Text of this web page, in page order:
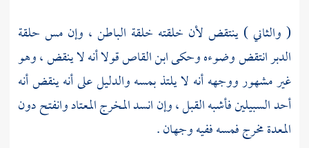
( والثاني ) ينتقض لأن خلقته خلقة الباطن ، وإن مس حلقة
الدبر انتقض وضوءه وحكىابن القاصقولا أنه لا ينقض ، وهو
غير مشهور ووجهه أنه لا يلتذ بمسه والدليل على أنه ينقض أنه
أحد السبيلين فأشبه القبل ، وإن انسد المخرج المعتاد وانفتح دون
المعدة مخرج فمسه ففيه وجهان .